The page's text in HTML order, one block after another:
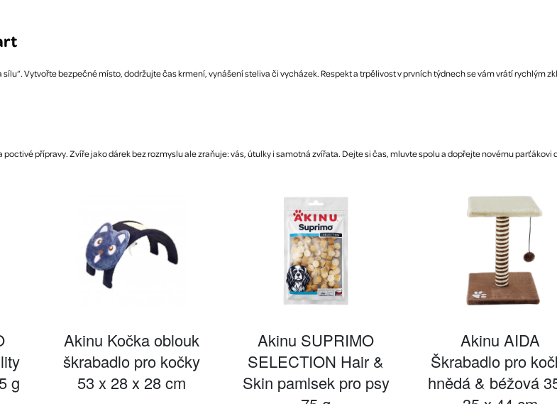
Vytvořte bezpečné místo, dodržujte čas krmení, vynášení steliva či vycházek. Respekt a trpělivost v prvních týdnech se vám vrátí rychlým
přípravy. Zvíře jako dárek bez rozmyslu ale zraňuje: vás, útulky i samotná zvířata. Dejte si čas, mluvte spolu a dopřejte novému